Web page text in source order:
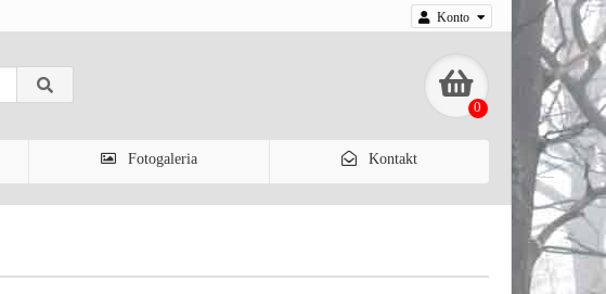
Konto
0
Fotogaleria Kontakt